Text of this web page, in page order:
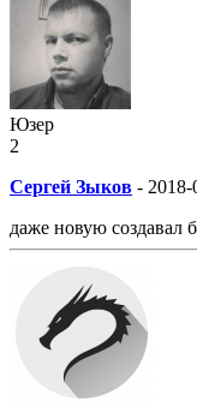
Юзер
2
Сергей Зыков - 2018-
даже новую создавал